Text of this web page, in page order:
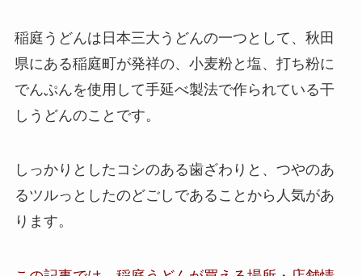
稲庭うどんは日本三大うどんの一つとして、 秋田
県にある稲庭町が発祥の、小麦粉と塩、打ち粉に
でんぷんを使用して手延べ製法で作られている干
しうどんのこと です。
しっかりとしたコシのある歯ざわりと、つやのあ
るツルっとしたのどごしであることから人気があ
ります。